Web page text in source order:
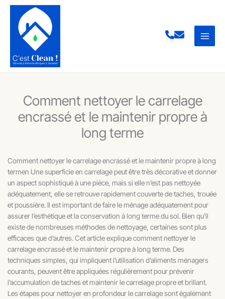
Aller
contenu
Comment nettoyer le carrelage
encrassé et le maintenir propre à
long terme
Comment nettoyer le carrelage encrassé et le maintenir propre à long
termen Une superficie en carrelage peut être très décorative et donner
un aspect sophistiqué à une pièce, mais si elle n’est pas nettoyée
adéquatement, elle se retrouve rapidement couverte de taches, trouée
et poussière. Il est important de faire le ménage adéquatement pour
assurer l’esthétique et la conservation à long terme du sol. Bien qu’il
existe de nombreuses méthodes de nettoyage, certaines sont plus
efficaces que d’autres. Cet article explique comment nettoyer le
carrelage encrassé et le maintenir propre à long terme. Des
techniques simples, qui impliquent l’utilisation d’aliments ménagers
courants, peuvent être appliquées régulièrement pour prévenir
l’accumulation de taches et maintenir le carrelage propre et brillant.
Les étapes pour nettoyer en profondeur le carrelage sont également